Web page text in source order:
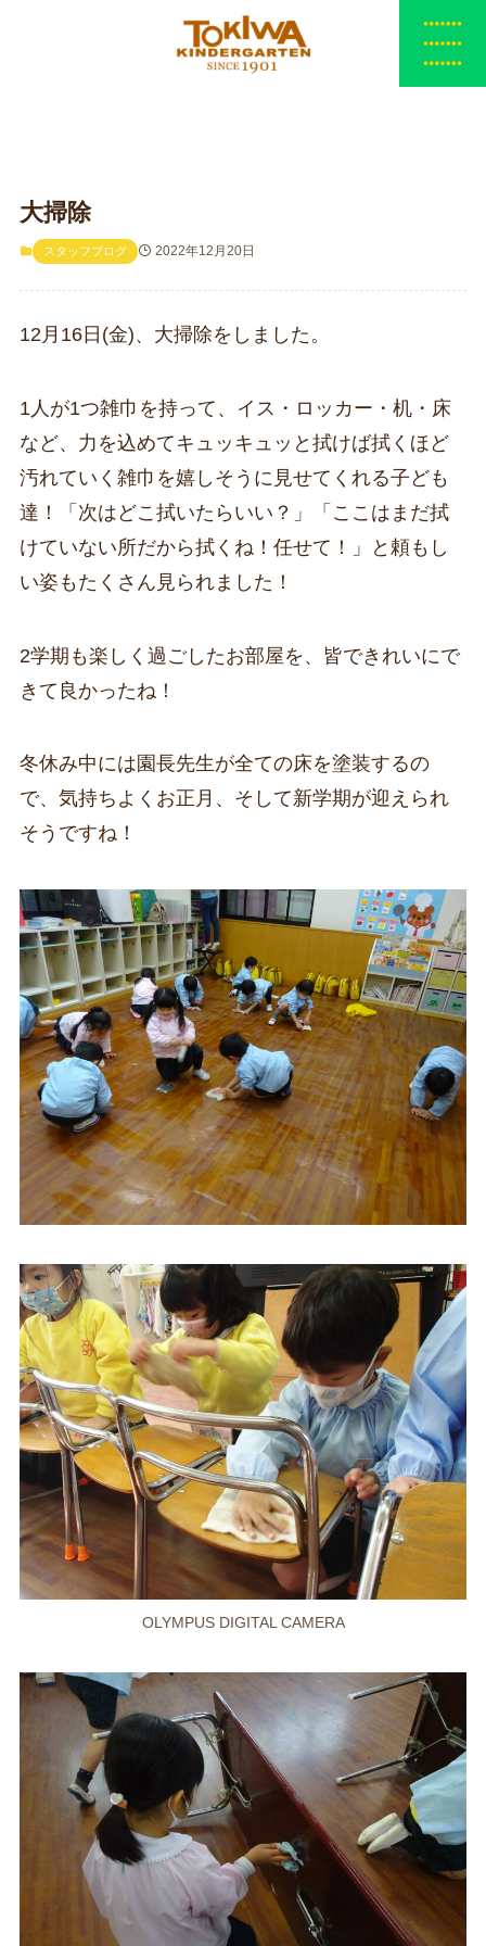
大掃除
スタッフブログ 2022年12月20日
12月16日(金)、大掃除をしました。
1人が1つ雑巾を持って、イス・ロッカー・机・床
など、力を込めてキュッキュッと拭けば拭くほど
汚れていく雑巾を嬉しそうに見せてくれる子ども
達！「次はどこ拭いたらいい？」「ここはまだ拭
けていない所だから拭くね！任せて！」と頼もし
い姿もたくさん見られました！
2学期も楽しく過ごしたお部屋を、皆できれいにで
きて良かったね！
冬休み中には園長先生が全ての床を塗装するの
で、気持ちよくお正月、そして新学期が迎えられ
そうですね！
OLYMPUS DIGITAL CAMERA